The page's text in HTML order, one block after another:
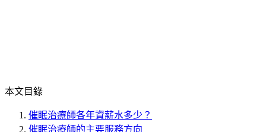
本文目錄
催眠治療師各年資薪水多少？
催眠治療師的主要服務方向